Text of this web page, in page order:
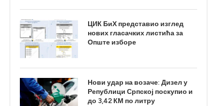
ЦИК БиХ представио изглед
нових гласачких листића за
Опште изборе
Нови удар на возаче: Дизел у
Републици Српској поскупио и
до 3,42 КМ по литру